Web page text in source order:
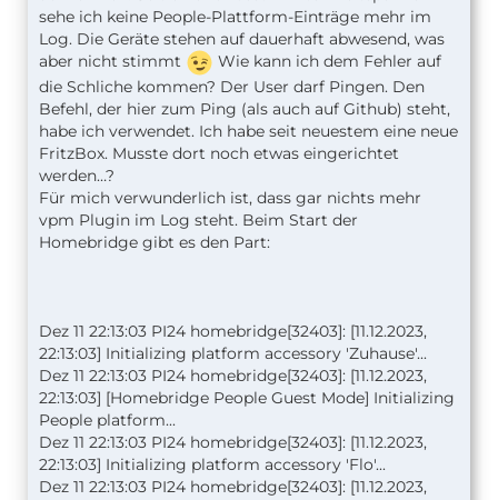
sehe ich keine People-Plattform-Einträge mehr im
Log. Die Geräte stehen auf dauerhaft abwesend, was
aber nicht stimmt
Wie kann ich dem Fehler auf
die Schliche kommen? Der User darf Pingen. Den
Befehl, der hier zum Ping (als auch auf Github) steht,
habe ich verwendet. Ich habe seit neuestem eine neue
FritzBox. Musste dort noch etwas eingerichtet
werden…?
Für mich verwunderlich ist, dass gar nichts mehr
vpm Plugin im Log steht. Beim Start der
Homebridge gibt es den Part:
Dez 11 22:13:03 PI24 homebridge[32403]: [11.12.2023,
22:13:03] Initializing platform accessory 'Zuhause'...
Dez 11 22:13:03 PI24 homebridge[32403]: [11.12.2023,
22:13:03] [Homebridge People Guest Mode] Initializing
People platform...
Dez 11 22:13:03 PI24 homebridge[32403]: [11.12.2023,
22:13:03] Initializing platform accessory 'Flo'...
Dez 11 22:13:03 PI24 homebridge[32403]: [11.12.2023,